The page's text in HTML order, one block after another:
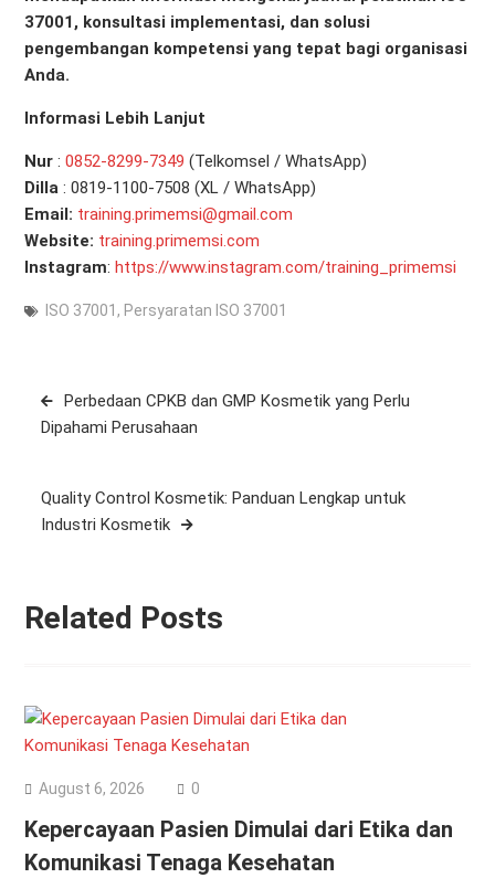
37001, konsultasi implementasi, dan solusi
pengembangan kompetensi yang tepat bagi organisasi
Anda.
Informasi Lebih Lanjut
Nur: 0852-8299-7349 (Telkomsel / WhatsApp)
Dilla: 0819-1100-7508 (XL / WhatsApp)
Email: training.primemsi@gmail.com
Website: training.primemsi.com
Instagram: https://www.instagram.com/training_primemsi
ISO 37001 , Persyaratan ISO 37001
Post
navigation
Perbedaan CPKB dan GMP Kosmetik yang Perlu
Dipahami Perusahaan
Quality Control Kosmetik: Panduan Lengkap untuk
Industri Kosmetik
Related Posts
August 6, 2026 0
Kepercayaan Pasien Dimulai dari Etika dan
Komunikasi Tenaga Kesehatan